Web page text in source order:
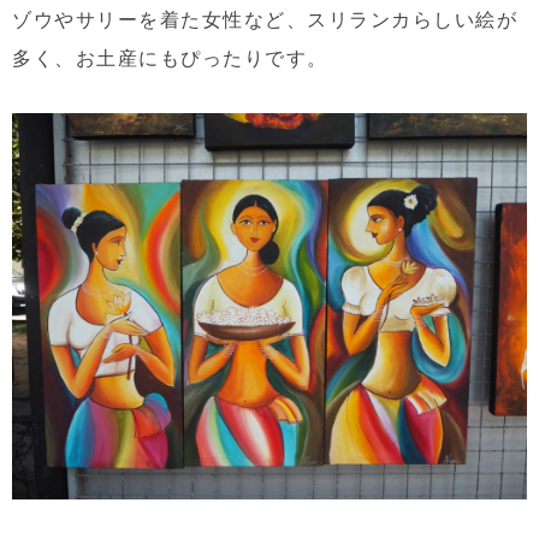
ゾウやサリーを着た女性など、スリランカらしい絵が
多く、お土産にもぴったりです。